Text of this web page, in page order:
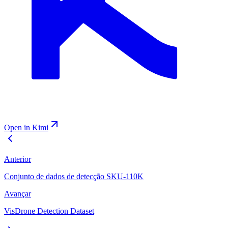
Open in Kimi
Anterior
Conjunto de dados de detecção SKU-110K
Avançar
VisDrone Detection Dataset